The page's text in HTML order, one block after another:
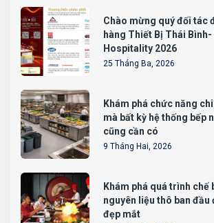
Chào mừng quý đối tác
hàng Thiết Bị Thái
Hospitality 2026
25 Tháng Ba, 2026
Khám phá chức năng
mà bất kỳ hệ thống bếp
cũng cần có
9 Tháng Hai, 2026
Khám phá quá trình chế
nguyên liệu thô ban đầu
đẹp mắt